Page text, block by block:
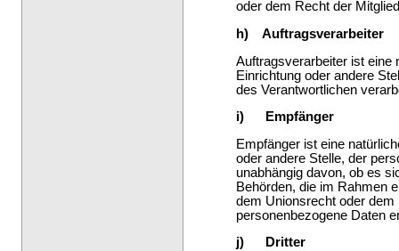
oder dem Recht der
h) Auftragsverarbeiter
Auftragsverarbeiter ist eine
Einrichtung oder andere
des Verantwortlichen
i) Empfänger
Empfänger ist eine
oder andere Stelle, der
unabhängig davon, ob es
Behörden, die im Rahmen
dem Unionsrecht oder
personenbezogene Daten
j) Dritter